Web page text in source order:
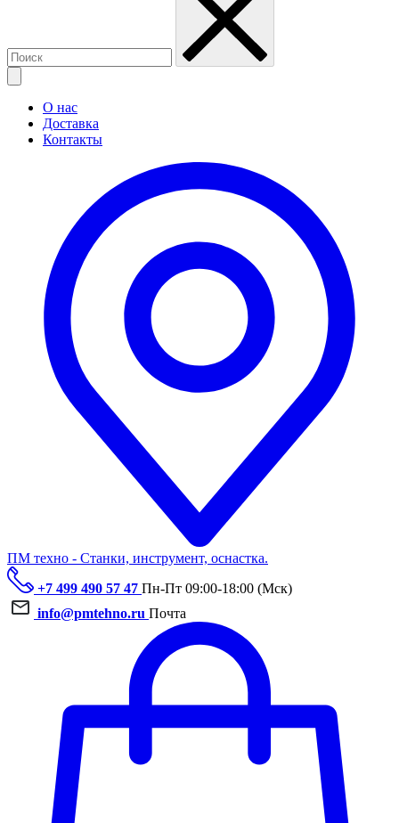
О нас
Доставка
Контакты
ПМ техно - Станки, инструмент, оснастка.
+7 499 490 57 47 Пн-Пт 09:00-18:00 (Мск)
info@pmtehno.ru Почта